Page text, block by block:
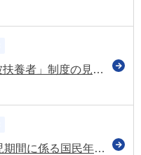
財務省の財政制度分科会 「被扶養者」制度の見直すべきなどと提言
［令和８年４月30日公布］育児期間に係る国民年金保険料免除制度（育児免除制度）に関する政令の改正